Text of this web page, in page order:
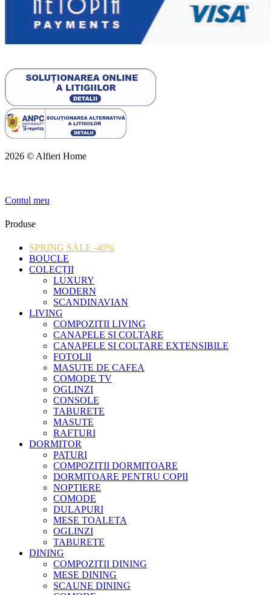
2026 © Alfieri Home
Contul meu
Produse
SPRING SALE -40%
BOUCLE
COLECȚII
LUXURY
MODERN
SCANDINAVIAN
LIVING
COMPOZITII LIVING
CANAPELE SI COLTARE
CANAPELE SI COLTARE EXTENSIBILE
FOTOLII
MASUTE DE CAFEA
COMODE TV
OGLINZI
CONSOLE
TABURETE
MASUTE
RAFTURI
DORMITOR
PATURI
COMPOZITII DORMITOARE
DORMITOARE PENTRU COPII
NOPTIERE
COMODE
DULAPURI
MESE TOALETA
OGLINZI
TABURETE
DINING
COMPOZITII DINING
MESE DINING
SCAUNE DINING